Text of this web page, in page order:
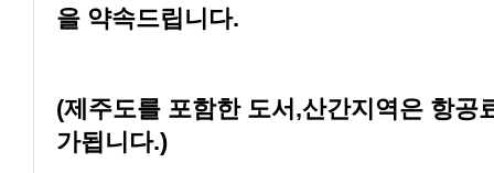
을 약속드립니다.
가됩니다.)